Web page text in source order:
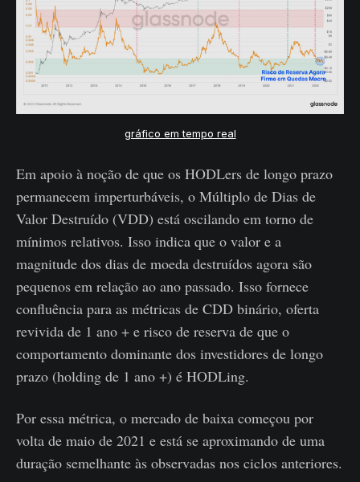
gráfico em tempo real
Em apoio à noção de que os HODLers de longo prazo
permanecem imperturbáveis, o Múltiplo de Dias de
Valor Destruído (VDD) está oscilando em torno de
mínimos relativos. Isso indica que o valor e a
magnitude dos dias de moeda destruídos agora são
pequenos em relação ao ano passado. Isso fornece
confluência para as métricas de CDD binário, oferta
revivida de 1 ano + e risco de reserva de que o
comportamento dominante dos investidores de longo
prazo (holding de 1 ano +) é HODLing.
Por essa métrica, o mercado de baixa começou por
volta de maio de 2021 e está se aproximando de uma
duração semelhante às observadas nos ciclos anteriores.